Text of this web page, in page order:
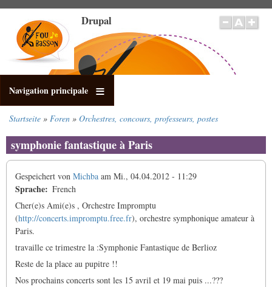
Inhalt
Drupal
Navigation principale
Startseite Foren Orchestres, concours, professeurs, postes
symphonie fantastique à Paris
Gespeichert von Michba am Mi., 04.04.2012 - 11:29
Sprache
French
Cher(e)s Ami(e)s , Orchestre Impromptu
(http://concerts.impromptu.free.fr), orchestre symphonique amateur à
Paris.
travaille ce trimestre la :Symphonie Fantastique de Berlioz
Reste de la place au pupitre !!
Nos prochains concerts sont les 15 avril et 19 mai puis ...???